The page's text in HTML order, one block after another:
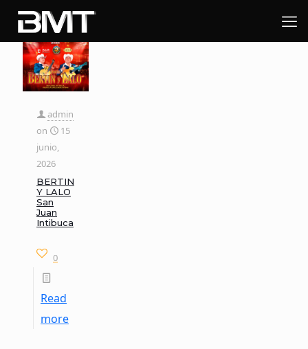
admin
on
15
junio,
2026
BERTIN
Y LALO
San
Juan
Intibuca
0
Read
more